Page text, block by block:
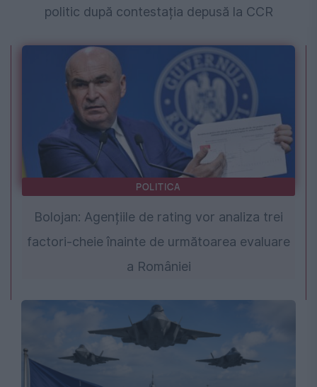
politic după contestația depusă la CCR
POLITICA
Bolojan: Agențiile de rating vor analiza trei
factori-cheie înainte de următoarea evaluare
a României